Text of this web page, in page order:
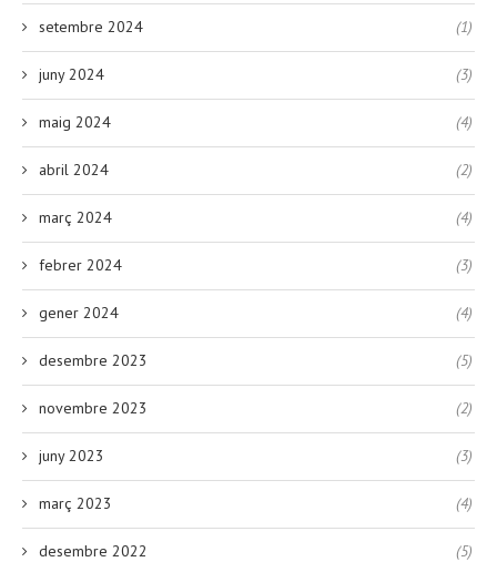
setembre 2024 (1)
juny 2024 (3)
maig 2024 (4)
abril 2024 (2)
març 2024 (4)
febrer 2024 (3)
gener 2024 (4)
desembre 2023 (5)
novembre 2023 (2)
juny 2023 (3)
març 2023 (4)
desembre 2022 (5)